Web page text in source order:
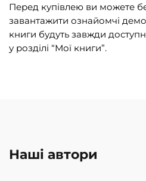
Подарункові сертифікати (1)
Перед купівлею ви можете
завантажити ознайомчі
книги будуть завжди
у розділі “Мої книги”.
Наші автори